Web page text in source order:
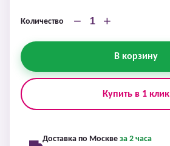
Количество − +
В корзину
Купить в 1 клик
Доставка по Москве за 2 часа